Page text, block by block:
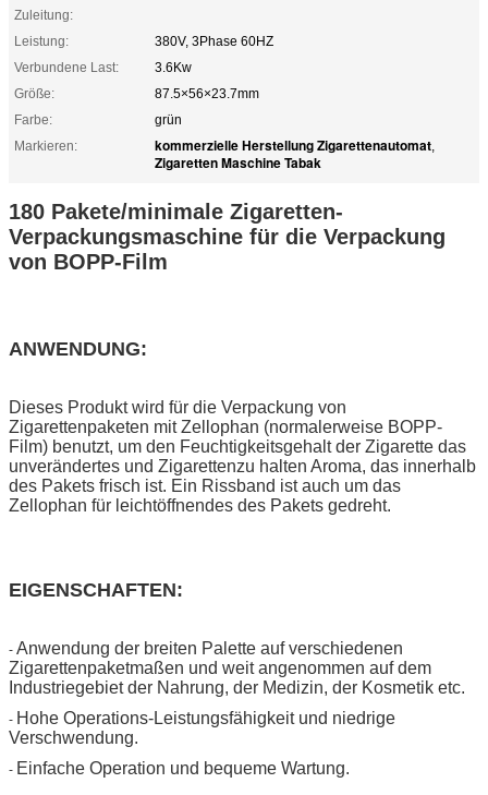
Zuleitung:
Leistung:
380V, 3Phase 60HZ
Verbundene Last:
3.6Kw
Größe:
87.5×56×23.7mm
Farbe:
grün
Markieren:
kommerzielle Herstellung Zigarettenautomat,
Zigaretten Maschine Tabak
180 Pakete/minimale Zigaretten-
Verpackungsmaschine für die Verpackung
von BOPP-Film
ANWENDUNG:
Dieses Produkt wird für die Verpackung von
Zigarettenpaketen mit Zellophan (normalerweise BOPP-
Film) benutzt, um den Feuchtigkeitsgehalt der Zigarette das
unverändertes und Zigarettenzu halten Aroma, das innerhalb
des Pakets frisch ist. Ein Rissband ist auch um das
Zellophan für leichtöffnendes des Pakets gedreht.
EIGENSCHAFTEN:
- Anwendung der breiten Palette auf verschiedenen
Zigarettenpaketmaßen und weit angenommen auf dem
Industriegebiet der Nahrung, der Medizin, der Kosmetik etc.
- Hohe Operations-Leistungsfähigkeit und niedrige
Verschwendung.
- Einfache Operation und bequeme Wartung.